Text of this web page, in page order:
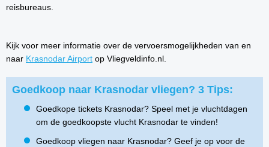
reisbureaus.
Kijk voor meer informatie over de vervoersmogelijkheden van en
naar Krasnodar Airport op Vliegveldinfo.nl.
Goedkoop naar Krasnodar vliegen? 3 Tips:
Goedkope tickets Krasnodar? Speel met je vluchtdagen
om de goedkoopste vlucht Krasnodar te vinden!
Goedkoop vliegen naar Krasnodar? Geef je op voor de